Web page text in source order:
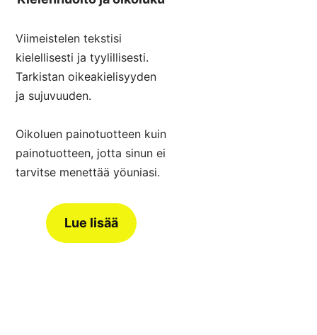
Viimeistelen tekstisi
kielellisesti ja tyylillisesti.
Tarkistan oikeakielisyyden
ja sujuvuuden.
Oikoluen painotuotteen kuin
painotuotteen, jotta sinun ei
tarvitse menettää yöuniasi.
Lue lisää